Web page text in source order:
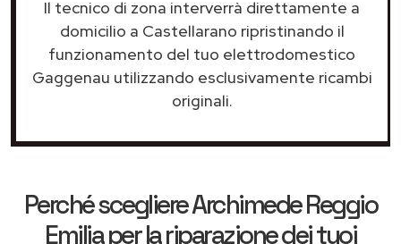
Il tecnico di zona interverrà direttamente a
domicilio a Castellarano ripristinando il
funzionamento del tuo elettrodomestico
Gaggenau utilizzando esclusivamente ricambi
originali.
Perché scegliereArchimede Reggio
Emiliaper la riparazione dei tuoi